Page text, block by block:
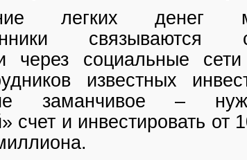
легких денег
связываются
через социальные
известных
заманчивое –
счет и инвестировать